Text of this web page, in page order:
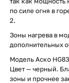
по силе огня в
2.
Зоны нагрева в
дополнительных
Модель Аско
Цвет — черный.
зоны и прочнее